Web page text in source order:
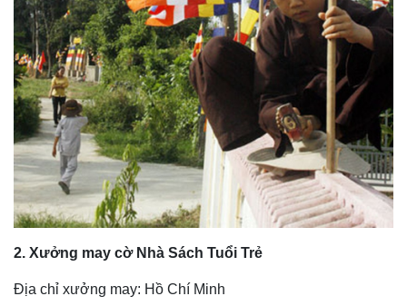
2. Xưởng may cờ Nhà Sách Tuổi Trẻ
Địa chỉ xưởng may: Hồ Chí Minh